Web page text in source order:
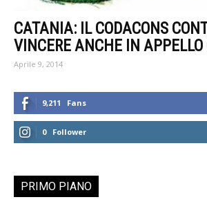
CATANIA: IL CODACONS
VINCERE ANCHE IN APPELLO
Aprile 9, 2014
9,211 Fans
0 Follower
PRIMO PIANO